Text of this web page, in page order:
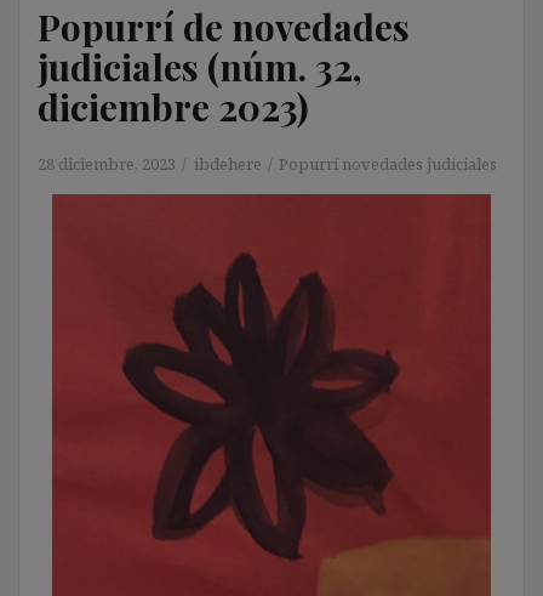
Popurrí de novedades
judiciales (núm. 32,
diciembre 2023)
28 diciembre, 2023 ibdehere Popurrí novedades judiciales